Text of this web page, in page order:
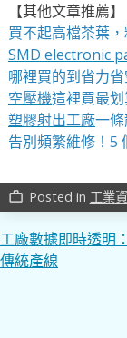
【其他文章推薦】
買不起高檔茶葉
SMD electronic
哪裡買的到省力
空壓機這裡買最划
塑膠射出工廠一
告別頻繁維修！5
work_outline Posted in 工業
文
章
工廠數據即時透明
傳統產線